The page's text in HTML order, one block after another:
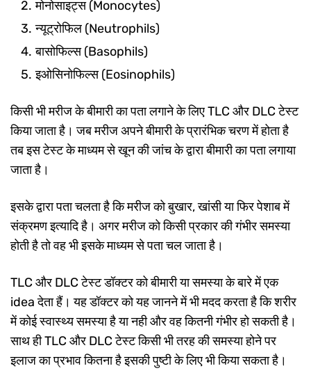
मोनोसाइट्स (Monocytes)
न्यूट्रोफिल (Neutrophils)
बासोफिल्स (Basophils)
इओसिनोफिल्स (Eosinophils)
किसी भी मरीज के बीमारी का पता लगाने के लिए TLC और DLC टेस्ट
किया जाता है। जब मरीज अपने बीमारी के प्रारंभिक चरण में होता है
तब इस टेस्ट के माध्यम से खून की जांच के द्वारा बीमारी का पता लगाया
जाता है।
इसके द्वारा पता चलता है कि मरीज को बुखार, खांसी या फिर पेशाब में
संक्रमण इत्यादि है। अगर मरीज को किसी प्रकार की गंभीर समस्या
होती है तो वह भी इसके माध्यम से पता चल जाता है।
TLC और DLC टेस्ट डॉक्टर को बीमारी या समस्या के बारे में एक
idea देता हैं। यह डॉक्टर को यह जानने में भी मदद करता है कि शरीर
में कोई स्वास्थ्य समस्या है या नही और वह कितनी गंभीर हो सकती है।
साथ ही TLC और DLC टेस्ट किसी भी तरह की समस्या होने पर
इलाज का प्रभाव कितना है इसकी पुष्टी के लिए भी किया सकता है।